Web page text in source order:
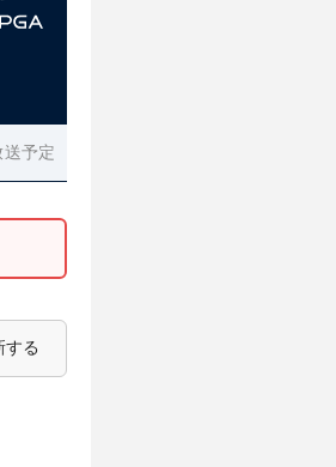
予定
する